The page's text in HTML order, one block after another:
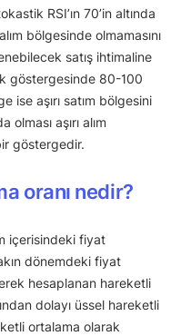
RSI’ın 70’in altında
bölgesinde olmamasını
satış ihtimaline
göstergesinde 80-100
ise aşırı satım bölgesini
aşırı alım
göstergedir.
oranı nedir?
içerisindeki fiyat
dönemdeki fiyat
hesaplanan hareketli
dolayı üssel hareketli
ortalama olarak